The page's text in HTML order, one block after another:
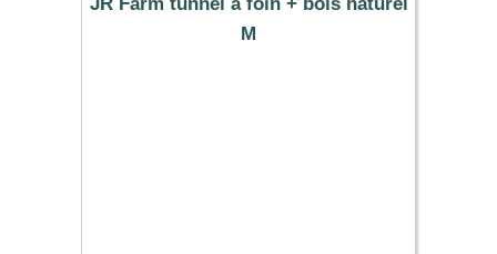
JR Farm tunnel à foin + bois naturel
M